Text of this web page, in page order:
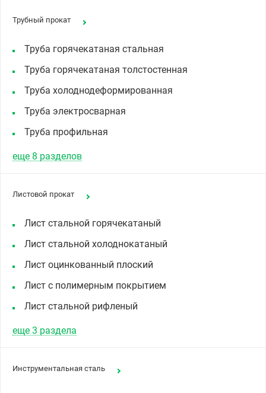
Трубный прокат
Труба горячекатаная стальная
Труба горячекатаная толстостенная
Труба холоднодеформированная
Труба электросварная
Труба профильная
еще 8 разделов
Листовой прокат
Лист стальной горячекатаный
Лист стальной холоднокатаный
Лист оцинкованный плоский
Лист с полимерным покрытием
Лист стальной рифленый
еще 3 раздела
Инструментальная сталь